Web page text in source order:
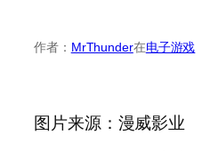
作者： MrThunder在电子游戏
图片来源：漫威影业